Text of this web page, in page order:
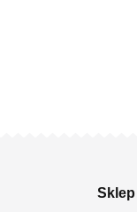
Sklep